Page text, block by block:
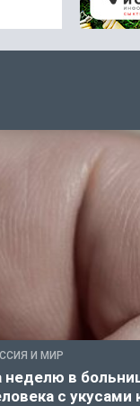
И МИР
неделю в
с укусами